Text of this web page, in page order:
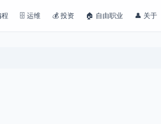
🗄️ 运维 💰 投资 🏠 自由职业 👤 关于